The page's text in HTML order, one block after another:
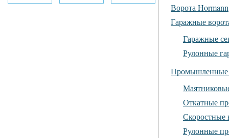
Ворота Hormann
Гаражные
Гаражные
Рулонные
Промышленные
Откатные
Скоростные
Рулонные